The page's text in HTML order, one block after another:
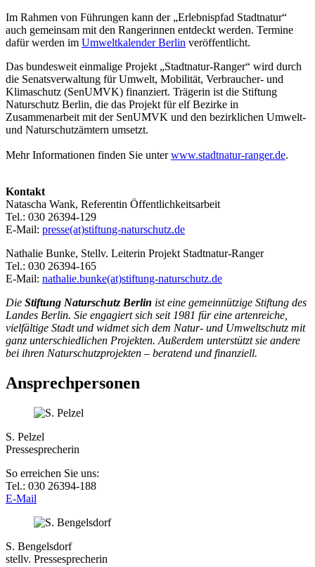
Im Rahmen von Führungen kann der „Erlebnispfad Stadtnatur“
auch gemeinsam mit den Rangerinnen entdeckt werden. Termine
dafür werden im Umweltkalender Berlin veröffentlicht.
Das bundesweit einmalige Projekt „Stadtnatur-Ranger“ wird durch
die Senatsverwaltung für Umwelt, Mobilität, Verbraucher- und
Klimaschutz (SenUMVK) finanziert. Trägerin ist die Stiftung
Naturschutz Berlin, die das Projekt für elf Bezirke in
Zusammenarbeit mit der SenUMVK und den bezirklichen Umwelt-
und Naturschutzämtern umsetzt.
Mehr Informationen finden Sie unterwww.stadtnatur-ranger.de.
Kontakt
Natascha Wank, Referentin Öffentlichkeitsarbeit
Tel.: 030 26394-129
E-Mail: presse(at)stiftung-naturschutz.de
Nathalie Bunke, Stellv. Leiterin Projekt Stadtnatur-Ranger
Tel.: 030 26394-165
E-Mail: nathalie.bunke(at)stiftung-naturschutz.de
Die Stiftung Naturschutz Berlin ist eine gemeinnützige Stiftung des
Landes Berlin. Sie engagiert sich seit 1981 für eine artenreiche,
vielfältige Stadt und widmet sich dem Natur- und Umweltschutz mit
ganz unterschiedlichen Projekten. Außerdem unterstützt sie andere
bei ihren Naturschutzprojekten – beratend und finanziell.
Ansprechpersonen
S. Pelzel
Pressesprecherin
So erreichen Sie uns:
Tel.: 030 26394-188
E-Mail
S. Bengelsdorf
stellv. Pressesprecherin